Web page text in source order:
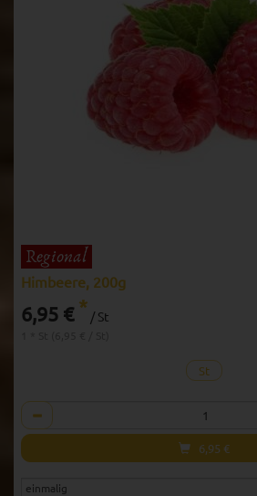
Himbeere, 200g
6,95 € * / St
St
Anzahl
6,95 €